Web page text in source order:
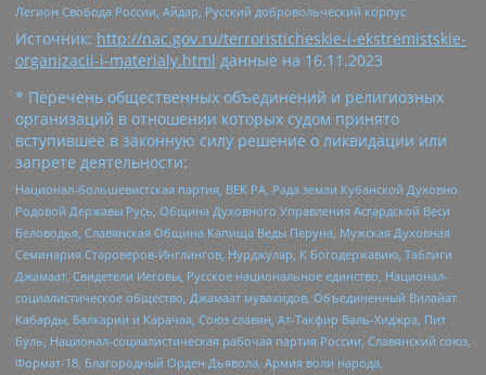
Легион Свобода России, Айдар, Русский добровольческий корпус
Источник: http://nac.gov.ru/terroristicheskie-i-ekstremistskie-
organizacii-i-materialy.html данные на 16.11.2023
* Перечень общественных объединений и религиозных
организаций в отношении которых судом принято
вступившее в законную силу решение о ликвидации или
запрете деятельности:
Национал-большевистская партия, ВЕК РА, Рада земли Кубанской Духовно
Родовой Державы Русь, Община Духовного Управления Асгардской Веси
Беловодья, Славянская Община Капища Веды Перуна, Мужская Духовная
Семинария Староверов-Инглингов, Нурджулар, К Богодержавию, Таблиги
Джамаат, Свидетели Иеговы, Русское национальное единство, Национал-
социалистическое общество, Джамаат мувахидов, Объединенный Вилайат
Кабарды, Балкарии и Карачая, Союз славян, Ат-Такфир Валь-Хиджра, Пит
Буль, Национал-социалистическая рабочая партия России, Славянский союз,
Формат-18, Благородный Орден Дьявола, Армия воли народа,